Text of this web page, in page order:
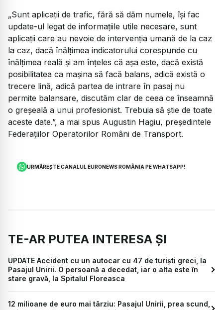
„Sunt aplicații de trafic, fără să dăm numele, își fac
update-ul legat de informațiile utile necesare, sunt
aplicații care au nevoie de intervenția umană de la caz
la caz, dacă înălțimea indicatorului corespunde cu
înălțimea reală și am înțeles că așa este, dacă există
posibilitatea ca mașina să facă balans, adică există o
trecere lină, adică partea de intrare în pasaj nu
permite balansare, discutăm clar de ceea ce înseamnă
o greșeală a unui profesionist. Trebuia să știe de toate
aceste date.”, a mai spus Augustin Hagiu, președintele
Federațiilor Operatorilor Români de Transport.
URMĂREȘTE CANALUL EURONEWS ROMÂNIA PE WHATSAPP!
TE-AR PUTEA INTERESA ȘI
UPDATE Accident cu un autocar cu 47 de turiști greci, la
Pasajul Unirii. O persoană a decedat, iar o alta este în
stare gravă, la Spitalul Floreasca
12 milioane de euro mai târziu: Pasajul Unirii, prea scund,